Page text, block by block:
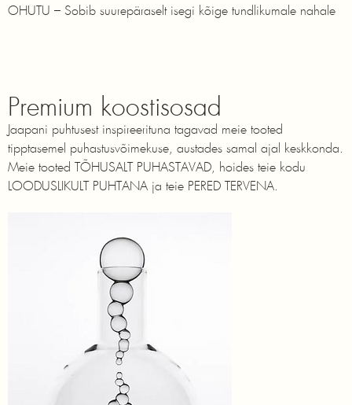
OHUTU – Sobib suurepäraselt isegi kõige tundlikumale nahale
Premium koostisosad
Jaapani puhtusest inspireerituna tagavad meie tooted
tipptasemel puhastusvõimekuse, austades samal ajal keskkonda.
Meie tooted TÕHUSALT PUHASTAVAD, hoides teie kodu
LOODUSLIKULT PUHTANA ja teie PERED TERVENA.